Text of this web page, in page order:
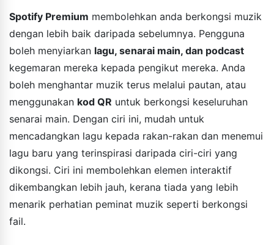
Spotify Premium membolehkan anda berkongsi muzik
dengan lebih baik daripada sebelumnya. Pengguna
boleh menyiarkan lagu, senarai main, dan podcast
kegemaran mereka kepada pengikut mereka. Anda
boleh menghantar muzik terus melalui pautan, atau
menggunakan kod QR untuk berkongsi keseluruhan
senarai main. Dengan ciri ini, mudah untuk
mencadangkan lagu kepada rakan-rakan dan menemui
lagu baru yang terinspirasi daripada ciri-ciri yang
dikongsi. Ciri ini membolehkan elemen interaktif
dikembangkan lebih jauh, kerana tiada yang lebih
menarik perhatian peminat muzik seperti berkongsi
fail.